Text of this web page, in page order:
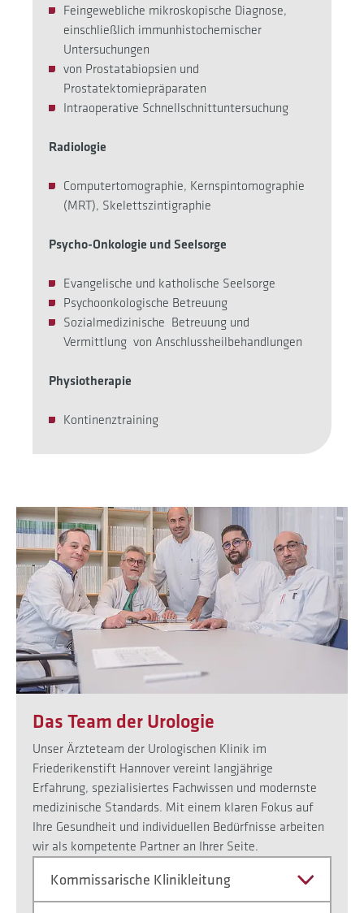
Feingewebliche mikroskopische Diagnose,
einschließlich immunhistochemischer
Untersuchungen
von Prostatabiopsien und
Prostatektomiepräparaten
Intraoperative Schnellschnittuntersuchung
Radiologie
Computertomographie, Kernspintomographie
(MRT), Skelettszintigraphie
Psycho-Onkologie und Seelsorge
Evangelische und katholische Seelsorge
Psychoonkologische Betreuung
Sozialmedizinische Betreuung und
Vermittlung von Anschlussheilbehandlungen
Physiotherapie
Kontinenztraining
Das Team der Urologie
Unser Ärzteteam der Urologischen Klinik im
Friederikenstift Hannover vereint langjährige
Erfahrung, spezialisiertes Fachwissen und modernste
medizinische Standards. Mit einem klaren Fokus auf
Ihre Gesundheit und individuellen Bedürfnisse arbeiten
wir als kompetente Partner an Ihrer Seite.
Kommissarische Klinikleitung